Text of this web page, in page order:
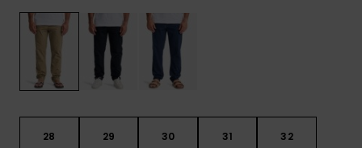
les plus
fréquentes
formulaire
de
la FAQ
28 29 30 31 32